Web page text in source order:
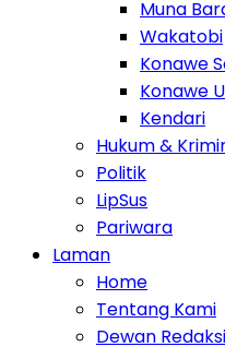
Muna
Wakatobi
Konawe
Konawe
Kendari
Hukum &
Politik
LipSus
Pariwara
Laman
Home
Tentang Kami
Dewan Redaksi